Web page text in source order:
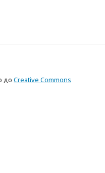
до Creative Commons